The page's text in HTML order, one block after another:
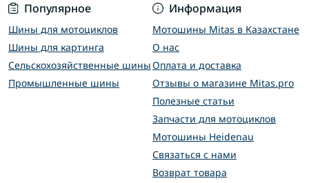
Популярное
Шины для мотоциклов
Шины для картинга
Сельскохозяйственные шины
Промышленные шины
Информация
Мотошины Mitas в Казахстане
О нас
Оплата и доставка
Отзывы о магазине Mitas.pro
Полезные статьи
Запчасти для мотоциклов
Мотошины Heidenau
Связаться с нами
Возврат товара